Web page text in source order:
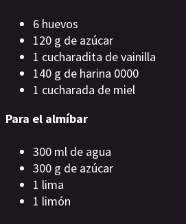
6 huevos
120 g de azúcar
1 cucharadita de vainilla
140 g de harina 0000
1 cucharada de miel
Para el almíbar
300 ml de agua
300 g de azúcar
1 lima
1 limón